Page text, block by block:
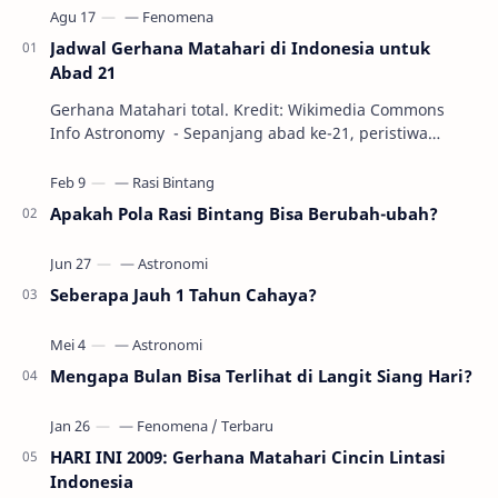
Jadwal Gerhana Matahari di Indonesia untuk
Abad 21
Gerhana Matahari total. Kredit: Wikimedia Commons
Info Astronomy - Sepanjang abad ke-21, peristiwa
Apakah Pola Rasi Bintang Bisa Berubah-ubah?
Seberapa Jauh 1 Tahun Cahaya?
Mengapa Bulan Bisa Terlihat di Langit Siang Hari?
HARI INI 2009: Gerhana Matahari Cincin Lintasi
Indonesia